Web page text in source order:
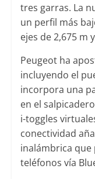
tres garras. La
un perfil más
ejes de 2,675 m
Peugeot ha
incluyendo el
incorpora una
en el
i-toggles
conectividad
inalámbrica
teléfonos vía